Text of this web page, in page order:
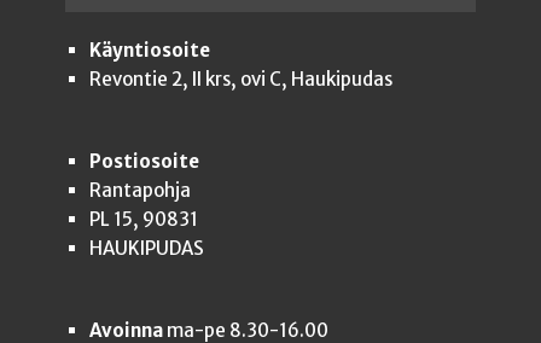
Käyntiosoite
Revontie 2, II krs, ovi C, Haukipudas
Postiosoite
Rantapohja
PL 15, 90831
HAUKIPUDAS
Avoinnama-pe 8.30-16.00